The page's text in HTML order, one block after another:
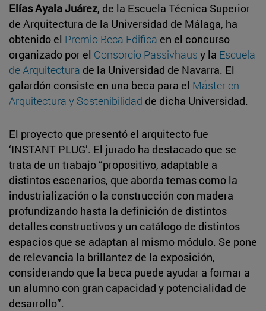
Elías Ayala Juárez, de la Escuela Técnica Superior
de Arquitectura de la Universidad de Málaga, ha
obtenido el Premio Beca Edifica en el concurso
organizado por el Consorcio Passivhaus y la Escuela
de Arquitectura de la Universidad de Navarra. El
galardón consiste en una beca para el Máster en
Arquitectura y Sostenibilidad de dicha Universidad.
El proyecto que presentó el arquitecto fue
‘INSTANT PLUG’. El jurado ha destacado que se
trata de un trabajo “propositivo, adaptable a
distintos escenarios, que aborda temas como la
industrialización o la construcción con madera
profundizando hasta la definición de distintos
detalles constructivos y un catálogo de distintos
espacios que se adaptan al mismo módulo. Se pone
de relevancia la brillantez de la exposición,
considerando que la beca puede ayudar a formar a
un alumno con gran capacidad y potencialidad de
desarrollo”.